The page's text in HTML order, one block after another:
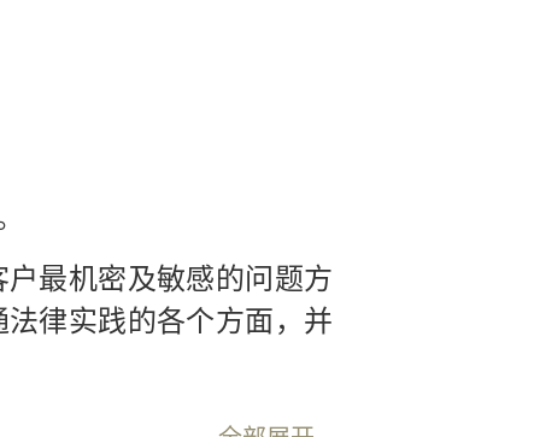
最机密及敏感的问题方
律实践的各个方面，并